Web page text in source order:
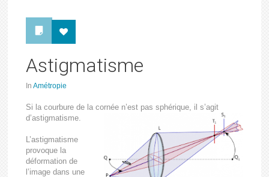
Astigmatisme
InAmétropie
Si la courbure de la cornée n’est pas sphérique, il s’agit
d’astigmatisme.
L’astigmatisme
provoque la
déformation de
l’image dans une